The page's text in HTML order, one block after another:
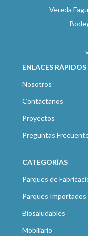
Vereda
ENLACES RÁPIDOS
Nosotros
Contáctanos
Proyectos
Preguntas
CATEGORÍAS
Parques de
Parques Importados
Biosaludables
Mobiliario